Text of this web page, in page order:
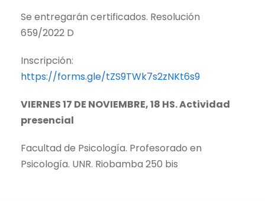
Se entregarán certificados. Resolución
659/2022 D
Inscripción:
https://forms.gle/tZS9TWk7s2zNKt6s9
VIERNES 17 DE NOVIEMBRE, 18 HS. Actividad
presencial
Facultad de Psicología. Profesorado en
Psicología. UNR. Riobamba 250 bis